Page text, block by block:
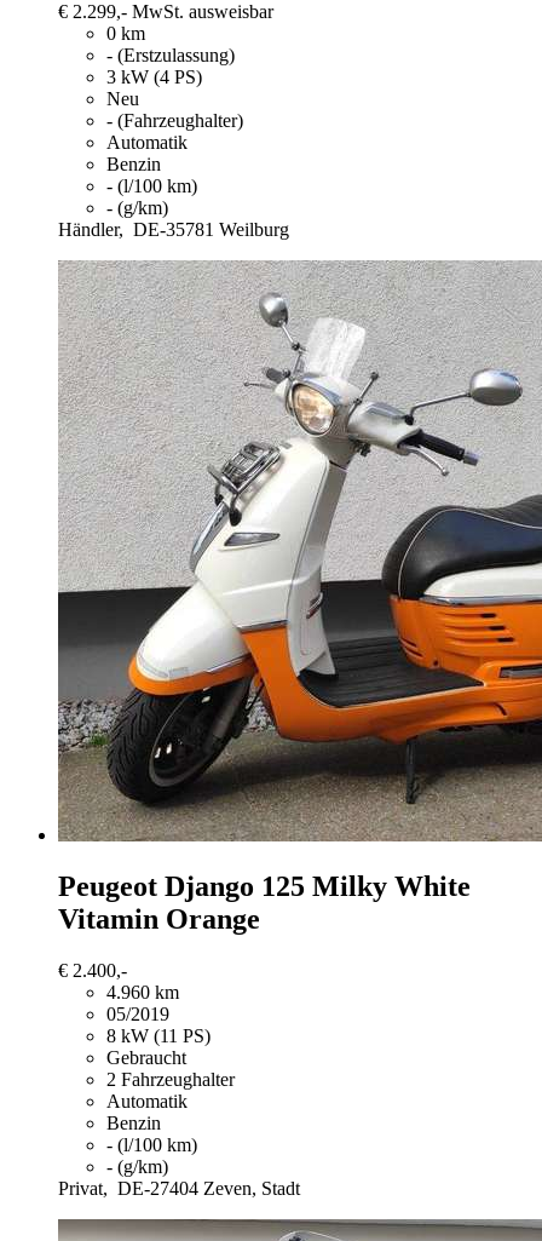
€ 2.299,- MwSt. ausweisbar
0 km
- (Erstzulassung)
3 kW (4 PS)
Neu
- (Fahrzeughalter)
Automatik
Benzin
- (l/100 km)
- (g/km)
Händler, DE-35781 Weilburg
Peugeot Django 125 Milky White
Vitamin Orange
€ 2.400,-
4.960 km
05/2019
8 kW (11 PS)
Gebraucht
2 Fahrzeughalter
Automatik
Benzin
- (l/100 km)
- (g/km)
Privat, DE-27404 Zeven, Stadt